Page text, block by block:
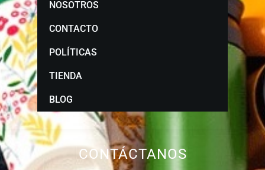
CONTÁCTANOS
NOSOTROS
CONTACTO
POLÍTICAS
TIENDA
BLOG